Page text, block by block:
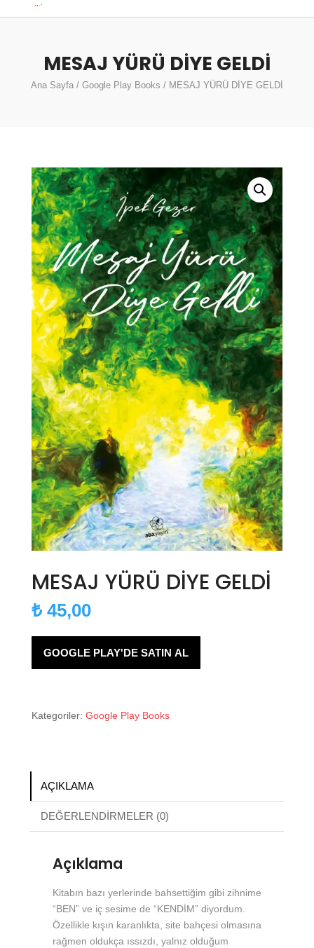
MESAJ YÜRÜ DİYE GELDİ
Ana Sayfa / Google Play Books / MESAJ YÜRÜ DİYE GELDİ
MESAJ YÜRÜ DİYE GELDİ
₺45,00
GOOGLE PLAY'DE SATIN AL
Kategoriler: Google Play Books
AÇIKLAMA
DEĞERLENDIRMELER (0)
Açıklama
Kitabın bazı yerlerinde bahsettiğim gibi zihnime
“BEN” ve iç sesime de “KENDİM” diyordum.
Özellikle kışın karanlıkta, site bahçesi olmasına
rağmen oldukça ıssızdı, yalnız olduğum